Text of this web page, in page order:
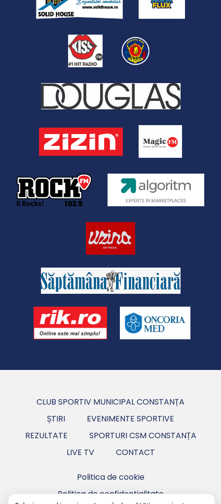
CLUB SPORTIV MUNICIPAL CONSTANȚA
ȘTIRI
EVENIMENTE SPORTIVE
REZULTATE
SPORTURI CSM CONSTANȚA
LIVE TV
CONTACT
Politica de cookie
Politica de confidentialitate